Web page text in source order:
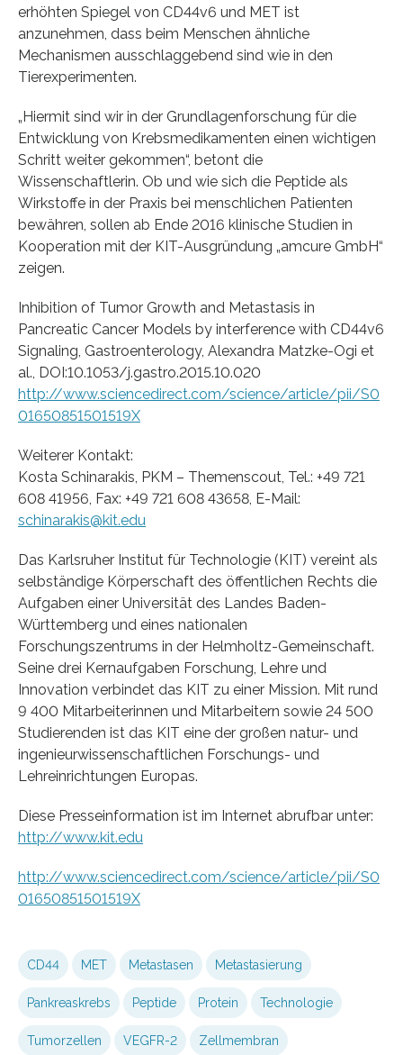
erhöhten Spiegel von CD44v6 und MET ist
anzunehmen, dass beim Menschen ähnliche
Mechanismen ausschlaggebend sind wie in den
Tierexperimenten.
„Hiermit sind wir in der Grundlagenforschung für die
Entwicklung von Krebsmedikamenten einen wichtigen
Schritt weiter gekommen“, betont die
Wissenschaftlerin. Ob und wie sich die Peptide als
Wirkstoffe in der Praxis bei menschlichen Patienten
bewähren, sollen ab Ende 2016 klinische Studien in
Kooperation mit der KIT-Ausgründung „amcure GmbH“
zeigen.
Inhibition of Tumor Growth and Metastasis in
Pancreatic Cancer Models by interference with CD44v6
Signaling, Gastroenterology, Alexandra Matzke-Ogi et
al., DOI:10.1053/j.gastro.2015.10.020
http://www.sciencedirect.com/science/article/pii/S0
01650851501519X
Weiterer Kontakt:
Kosta Schinarakis, PKM – Themenscout, Tel.: +49 721
608 41956, Fax: +49 721 608 43658, E-Mail:
schinarakis@kit.edu
Das Karlsruher Institut für Technologie (KIT) vereint als
selbständige Körperschaft des öffentlichen Rechts die
Aufgaben einer Universität des Landes Baden-
Württemberg und eines nationalen
Forschungszentrums in der Helmholtz-Gemeinschaft.
Seine drei Kernaufgaben Forschung, Lehre und
Innovation verbindet das KIT zu einer Mission. Mit rund
9 400 Mitarbeiterinnen und Mitarbeitern sowie 24 500
Studierenden ist das KIT eine der großen natur- und
ingenieurwissenschaftlichen Forschungs- und
Lehreinrichtungen Europas.
Diese Presseinformation ist im Internet abrufbar unter:
http://www.kit.edu
http://www.sciencedirect.com/science/article/pii/S0
01650851501519X
CD44 MET Metastasen Metastasierung
Pankreaskrebs Peptide Protein Technologie
Tumorzellen VEGFR-2 Zellmembran